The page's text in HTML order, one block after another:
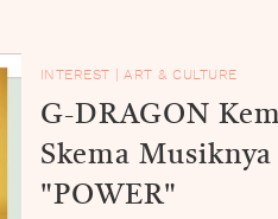
INTEREST |ART & CULTURE
G-DRAGON
Skema
"POWER"